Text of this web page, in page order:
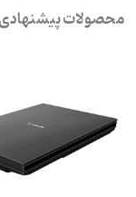
محصولات پیشنهادی